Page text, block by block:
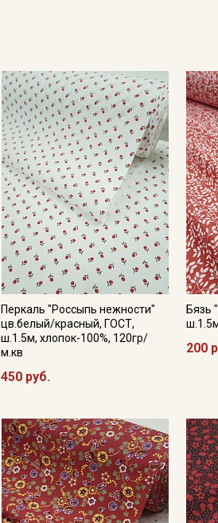
Перкаль "Россыпь нежности"
цв.белый/красный, ГОСТ,
ш.1.5м, хлопок-100%, 120гр/
м.кв
450 руб.
Бязь
200
Электронная